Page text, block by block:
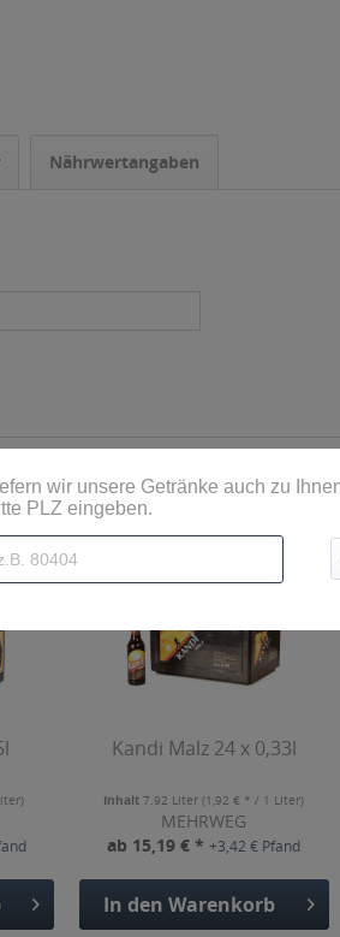
Nährwertangaben
haben sich ebenfalls angesehen
Kandi Malz 24 x 0,33l
Inhalt7.92 Liter(1,92 € * / 1 Liter)
MEHRWEG
ab 15,19 € *+3,42 € Pfand
In den Warenkorb